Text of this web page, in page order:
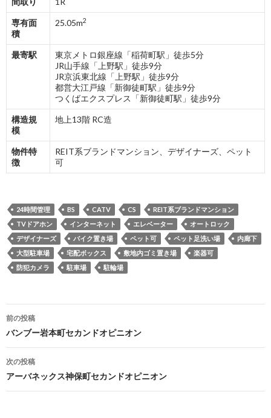
専有面
積
25.05m2
最寄駅
東京メトロ銀座線「稲荷町駅」徒歩5分
JR山手線「上野駅」徒歩9分
JR京浜東北線「上野駅」徒歩9分
都営大江戸線「新御徒町駅」徒歩9分
つくばエクスプレス「新御徒町駅」徒歩9分
構造規
模
地上13階 RC造
物件特
徴
REIT系ブランドマンション、デザイナーズ、ペット
可
24時間管理 BS CATV CS
REIT系ブランドマンション
TVドアホン
インターネット エレベーター
オートロック
デザイナーズ
バイク置き場 ペット可 ペット足洗い場
内廊下
大型駐車場
宅配ボックス 敷地内ゴミ置き場
楽器可
防犯カメラ
駐車場 駐輪場
投
稿
ナ
ビ
ゲ
前の投稿
バンブー岩本町セカンドオピニオン
次の投稿
アーバネックス神保町セカンドオピニオン